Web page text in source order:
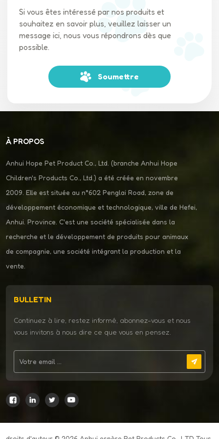
Si vous êtes intéressé par nos produits et
souhaitez en savoir plus, veuillez laisser un
message ici, nous vous répondrons dès que
possible.
Soumettre
À PROPOS
Anhui Hope Pet Product Co., Ltd. (branche Anhui Hope
Children's Products Co., Ltd.) a été créée en novembre
2009. Elle est située au n°602 Penglai Road, zone de
développement économique et technologique, ville de Hefei,
Anhui. Province. C'est une société spécialisée dans la
recherche et le développement de produits pour animaux
de compagnie, une société intégrant la production et la
vente.
BULLETIN
Continuez à lire, restez informé, abonnez-vous et nous
vous invitons à nous dire ce que vous en pensez.